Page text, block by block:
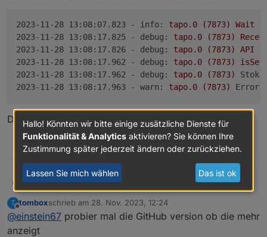
2023-11-28 13:08:07.823 - info: tapo.0 (7873) Wait
2023-11-28 13:08:17.825 - debug:
tapo.0 (7873)
2023-11-28 13:08:17.826 - debug:
tapo.0 (7873) API
2023-11-28 13:08:17.962 - debug:
tapo.0 (7873)
2023-11-28 13:08:17.962 - debug:
tapo.0 (7873)
2023-11-28 13:08:17.963 - warn:
tapo.0 (7873) Error:
Danke für deine Hilfe
0
Einstein67@tomboxDer einzige logeintrag mit response ist:
:>>
2023-11-28 13:08:07.823 - info: tapo.0
2023-11-28 13:08:17.825 - debug: tapo.0
T
Offline
tomboxschrieb am 28. Nov. 2023, 12:24
zuletzt editiert von
@einstein67 probier mal die GitHub version ob die mehr
anzeigt
Hallo! Könnten wir bitte einige zusätzliche Dienste für
Funktionalität & Analytics aktivieren? Sie können Ihre
Zustimmung später jederzeit ändern oder zurückziehen.
Lassen Sie mich wählen Das ist ok